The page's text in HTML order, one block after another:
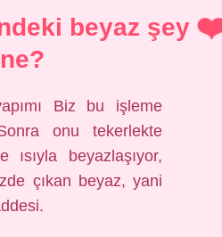
beyaz şey
ne?
Biz bu işleme
onu tekerlekte
ısıyla beyazlaşıyor,
çıkan beyaz, yani